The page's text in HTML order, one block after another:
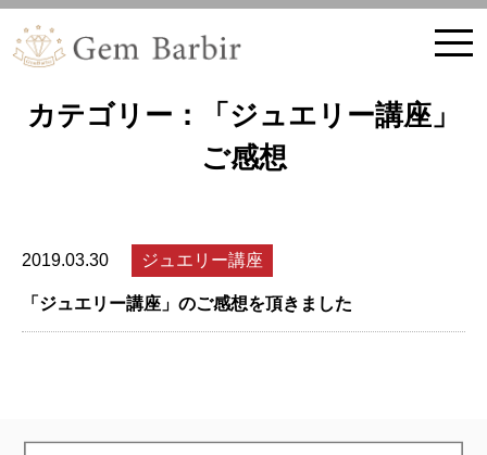
カテゴリー：「ジュエリー講座」
ご感想
2019.03.30 ジュエリー講座
「ジュエリー講座」のご感想を頂きました